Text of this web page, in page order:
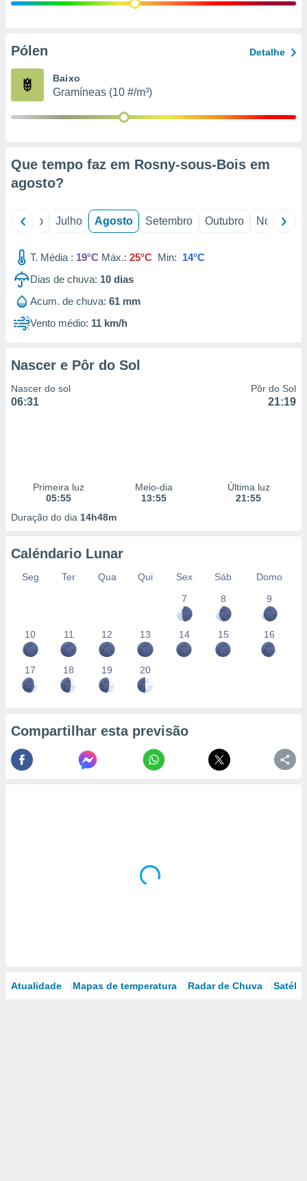
e
de
Pólen Detalhe
Baixo
Gramíneas (10 #/m³)
Que tempo faz em Rosny-sous-Bois em
agosto?
Junho Julho Agosto Setembro Outubro Novembro
T. Média : 19°C Máx.: 25°C Min: 14°C
Dias de chuva: 10 dias
Acum. de chuva: 61 mm
Vento médio: 11 km/h
Nascer e Pôr do Sol
Nascer do sol
06:31
Pôr do Sol
21:19
Primeira luz
05:55
Meio-dia
13:55
Última luz
21:55
Duração do dia 14h48m
Caléndario Lunar
Seg Ter Qua Qui Sex Sáb
Domo
7
8 9
10 11 12 13 14 15 16
17 18 19 20
Compartilhar esta previsão
Atualidade Mapas de temperatura Radar de Chuva